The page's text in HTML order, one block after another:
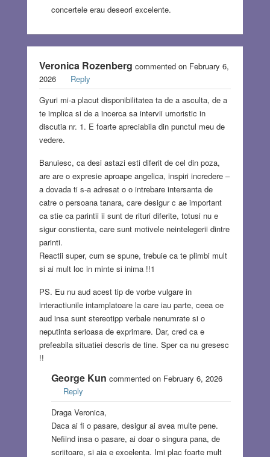
concertele erau deseori excelente.
Veronica Rozenberg commented on February 6,
2026
Reply
Gyuri mi-a placut disponibilitatea ta de a asculta, de a
te implica si de a incerca sa intervii umoristic in
discutia nr. 1. E foarte apreciabila din punctul meu de
vedere.
Banuiesc, ca desi astazi esti diferit de cel din poza,
are are o expresie aproape angelica, inspiri incredere –
a dovada ti s-a adresat o o intrebare intersanta de
catre o persoana tanara, care desigur c ae important
ca stie ca parintii ii sunt de rituri diferite, totusi nu e
sigur constienta, care sunt motivele neintelegerii dintre
parinti.
Reactii super, cum se spune, trebuie ca te plimbi mult
si ai mult loc in minte si inima !!1
PS. Eu nu aud acest tip de vorbe vulgare in
interactiunile intamplatoare la care iau parte, ceea ce
aud insa sunt stereotipp verbale nenumrate si o
neputinta serioasa de exprimare. Dar, cred ca e
prefeabila situatiei descris de tine. Sper ca nu gresesc
!!
George Kun commented on February 6, 2026
Reply
Draga Veronica,
Daca ai fi o pasare, desigur ai avea multe pene.
Nefiind insa o pasare, ai doar o singura pana, de
scriitoare, si aia e excelenta. Imi plac foarte mult